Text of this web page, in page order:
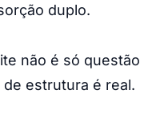
duplo.
não é só questão
estrutura é real.